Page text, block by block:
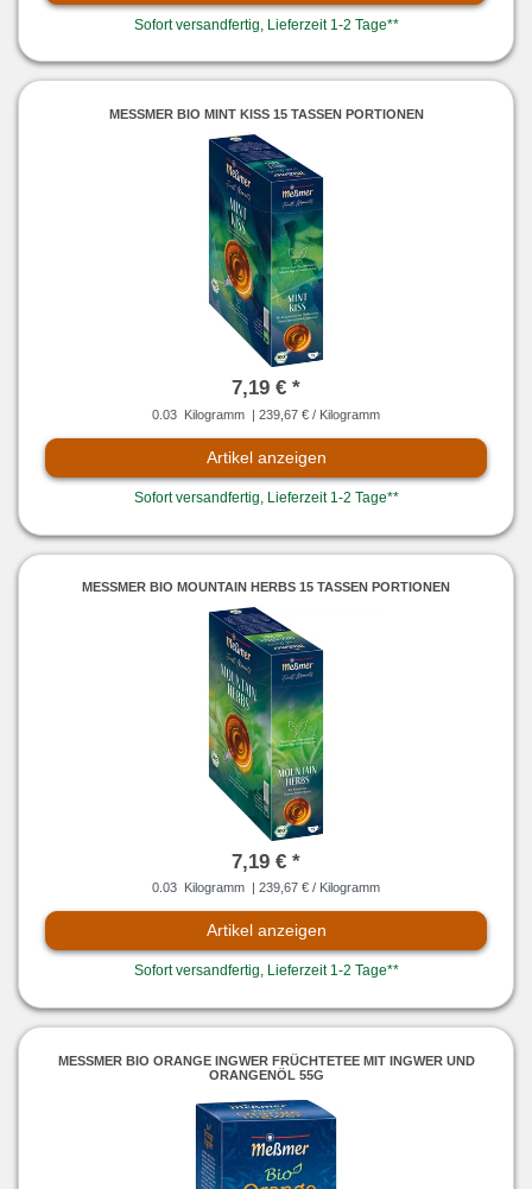
Sofort versandfertig, Lieferzeit 1-2 Tage**
MESSMER BIO MINT KISS 15 TASSEN PORTIONEN
7,19 € *
0.03 Kilogramm | 239,67 € / Kilogramm
Artikel anzeigen
Sofort versandfertig, Lieferzeit 1-2 Tage**
MESSMER BIO MOUNTAIN HERBS 15 TASSEN PORTIONEN
7,19 € *
0.03 Kilogramm | 239,67 € / Kilogramm
Artikel anzeigen
Sofort versandfertig, Lieferzeit 1-2 Tage**
MESSMER BIO ORANGE INGWER FRÜCHTETEE MIT INGWER UND O
RANGENÖL 55G